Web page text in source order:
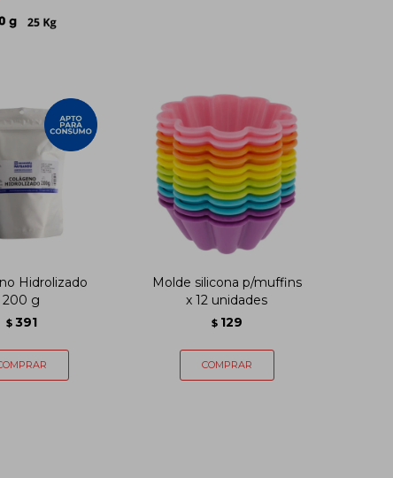
Hidrolizado
200 g
$ 391
Molde silicona p/muffins
x 12 unidades
$ 129